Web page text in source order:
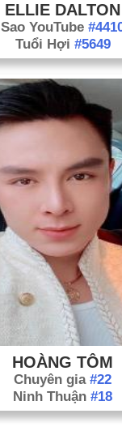
ELLIE DALTON
Sao YouTube
Tuổi Hợi #5649
HOÀNG TÔM
Chuyên gia #22
Ninh Thuận #18